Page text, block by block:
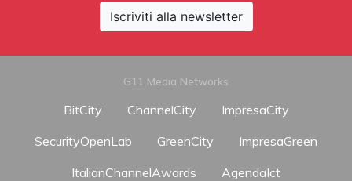
Iscriviti alla newsletter
G11 Media Networks
BitCity ChannelCity
ImpresaCity
SecurityOpenLab
GreenCity
ImpresaGreen
ItalianChannelAwards
AgendaIct